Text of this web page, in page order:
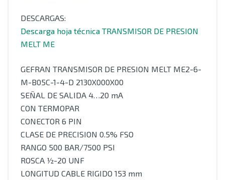
DESCARGAS:
Descarga hoja técnica TRANSMISOR DE PRESION
MELT ME
GEFRAN TRANSMISOR DE PRESION MELT ME2-6-
M-B05C-1-4-D 2130X000X00
SEÑAL DE SALIDA 4…20 mA
CON TERMOPAR
CONECTOR 6 PIN
CLASE DE PRECISION 0.5% FSO
RANGO 500 BAR/7500 PSI
ROSCA ½-20 UNF
LONGITUD CABLE RIGIDO 153 mm